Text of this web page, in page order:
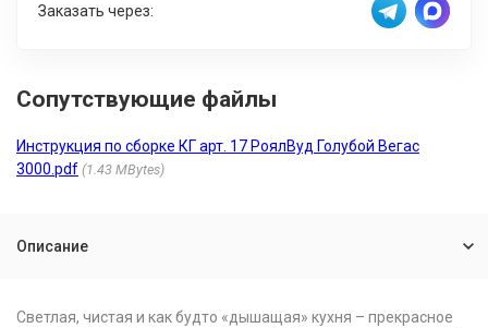
Заказать через:
Сопутствующие файлы
Инструкция по сборке КГ арт. 17 РоялВуд Голубой Вегас
3000.pdf 1.43 MBytes
Описание
Светлая, чистая и как будто «дышащая» кухня – прекрасное